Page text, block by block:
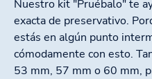
Nuestro kit "Pruébalo" te
exacta de preservativo.
estás en algún punto
cómodamente con esto.
53 mm, 57 mm o 60 mm,